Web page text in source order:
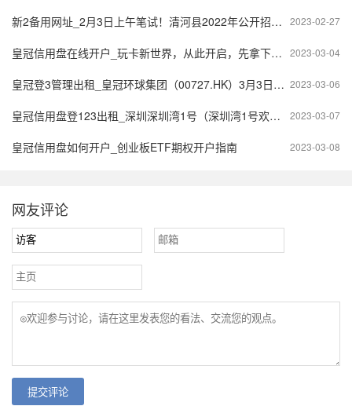
2023-02-27
新2备用网址_2月3日上午笔试！清河县2022年公开招聘社区工作者！
2023-03-04
皇冠信用盘在线开户_玩卡新世界，从此开启，先拿下这张免年费钻石卡！
2023-03-06
皇冠登3管理出租_皇冠环球集团（00727.HK）3月3日收盘跌8.06%，主力资金净流出11.8万港元
2023-03-07
皇冠信用盘登123出租_深圳深圳湾1号（深圳湾1号欢迎您）深圳湾1号丨深圳湾1号_深圳湾1号楼盘详情
2023-03-08
皇冠信用盘如何开户_创业板ETF期权开户指南
网友评论
提交评论